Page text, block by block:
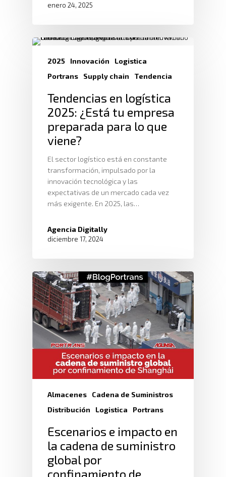
enero 24, 2025
2025 Innovación
Logistica
Portrans
Supply chain Tendencia
Tendencias en logística
2025: ¿Está tu empresa
preparada para lo que
viene?
El sector logístico está en constante
transformación, impulsado por la
innovación tecnológica y las
expectativas de un mercado cada vez
más exigente. En 2025, las…
Agencia Digitally
diciembre 17, 2024
Almacenes
Cadena de Suministros
Distribución
Logistica Portrans
Escenarios e impacto en
la cadena de suministro
global por
confinamiento de
Logística Automotriz
Acceso A Proveedores
Políticas De Seguridad
Plataforma RRHH
Trabaja Con
Nosotros
Blog